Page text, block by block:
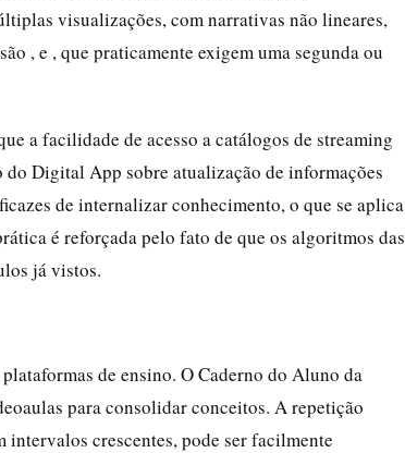
visualizações, com narrativas não lineares,
, e , que praticamente exigem uma segunda ou
a facilidade de acesso a catálogos de streaming
Digital App sobre atualização de informações
de internalizar conhecimento, o que se aplica
é reforçada pelo fato de que os algoritmos das
já vistos.
de ensino. O Caderno do Aluno da
para consolidar conceitos. A repetição
intervalos crescentes, pode ser facilmente